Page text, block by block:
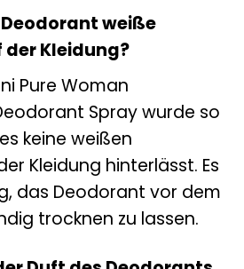
weiße
Kleidung?
Pure Woman
Spray wurde so
keine weißen
Kleidung hinterlässt. Es
das Deodorant vor dem
trocknen zu lassen.